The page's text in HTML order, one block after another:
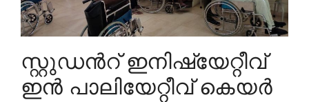
സ്റ്റുഡൻറ് ഇനിഷ്യേറ്റീവ്
ഇൻ പാലിയേറ്റീവ് കെയർ